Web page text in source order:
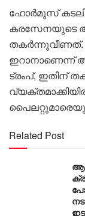
ഹോർമുസ്
കരസേനയുടെ
തകർന്നുവീണത്.
ഇറാനാണെന്ന്
ട്രംപ്, ഇതിന്
Related Post